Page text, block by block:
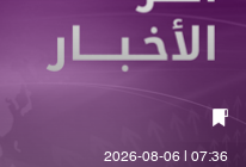
07:36 | 2026-08-06